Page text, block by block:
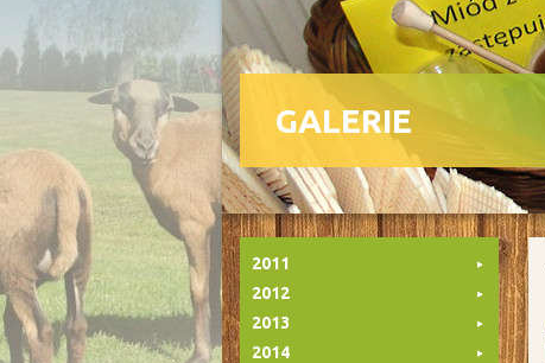
GALERIE
2011
2012
2013
2014